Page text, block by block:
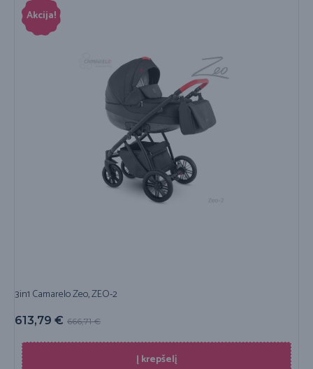
Akcija!
3in1 Camarelo Zeo, ZEO-2
666,71€
613,79 €
Į krepšelį